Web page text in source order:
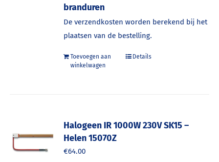
branduren
De verzendkosten worden berekend bij het
plaatsen van de bestelling.
Toevoegen aan
winkelwagen
Details
Halogeen IR 1000W 230V SK15 –
Helen 15070Z
€64.00